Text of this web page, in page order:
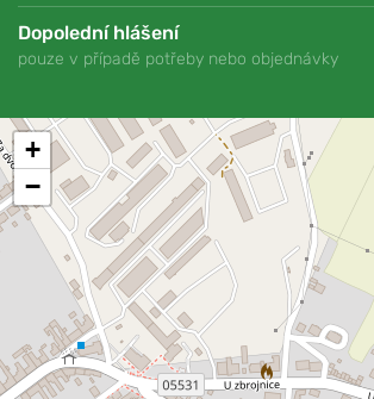
Dopolední hlášení
pouze v případě potřeby nebo objednávky
+
−